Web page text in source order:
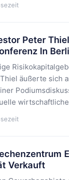
Peter
In
äußerte sich
wirtschaftliche
Verkauft